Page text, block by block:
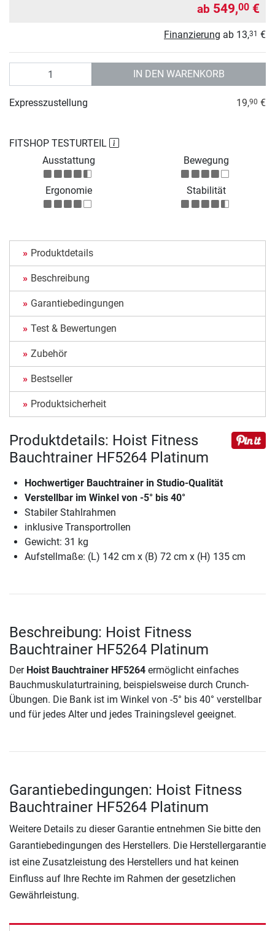
ab 549,00 €
Finanzierung ab 13,31 €
IN DEN WARENKORB
FITSHOP TESTURTEIL
Ausstattung
Bewegung
Ergonomie Stabilität
Expresszustellung 19,90 €
Produktdetails
Beschreibung
Garantiebedingungen
Test & Bewertungen
Zubehör
Bestseller
Produktsicherheit
Produktdetails: Hoist Fitness
Bauchtrainer HF5264 Platinum
Hochwertiger Bauchtrainer in Studio-Qualität
Verstellbar im Winkel von -5° bis 40°
Stabiler Stahlrahmen
inklusive Transportrollen
Gewicht: 31 kg
Aufstellmaße: (L) 142 cm x (B) 72 cm x (H) 135 cm
Beschreibung: Hoist Fitness
Bauchtrainer HF5264 Platinum
Der Hoist Bauchtrainer HF5264 ermöglicht einfaches
Bauchmuskulaturtraining, beispielsweise durch Crunch-
Übungen. Die Bank ist im Winkel von -5° bis 40° verstellbar
und für jedes Alter und jedes Trainingslevel geeignet.
Garantiebedingungen: Hoist Fitness
Bauchtrainer HF5264 Platinum
Weitere Details zu dieser Garantie entnehmen Sie bitte den
Garantiebedingungen des Herstellers. Die Herstellergarantie
ist eine Zusatzleistung des Herstellers und hat keinen
Einfluss auf Ihre Rechte im Rahmen der gesetzlichen
Gewährleistung.